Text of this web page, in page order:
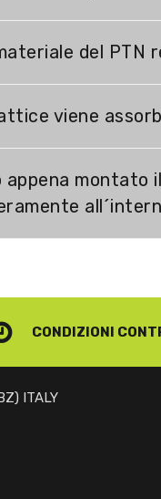
del
viene
appena montato
CONDIZIONI
ITALY